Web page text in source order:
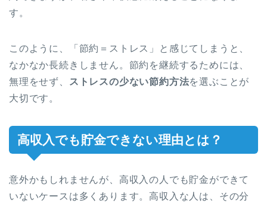
す。
このように、「節約＝ストレス」と感じてしまうと、
なかなか長続きしません。節約を継続するためには、
無理をせず、
ストレスの少ない節約方法を選ぶことが
大切です。
高収入でも貯金できない理由とは？
意外かもしれませんが、高収入の人でも貯金ができて
いないケースは多くあります。高収入な人は、その分